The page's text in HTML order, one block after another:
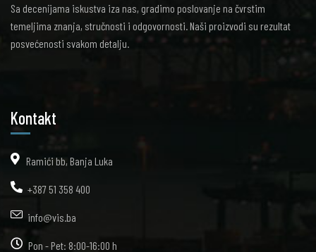
Sa decenijama iskustva iza nas, gradimo poslovanje na čvrstim
temeljima znanja, stručnosti i odgovornosti. Naši proizvodi su rezultat
posvećenosti svakom detalju.
Kontakt
Ramići bb, Banja Luka
+387 51 358 400
info@vis.ba
Pon - Pet: 8:00-16:00 h